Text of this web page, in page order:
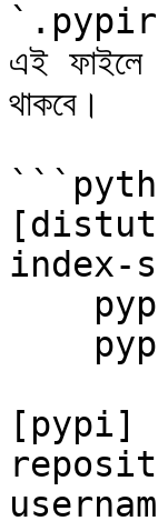
এই ফাইলে
থাকবে।
index-
[pypi]